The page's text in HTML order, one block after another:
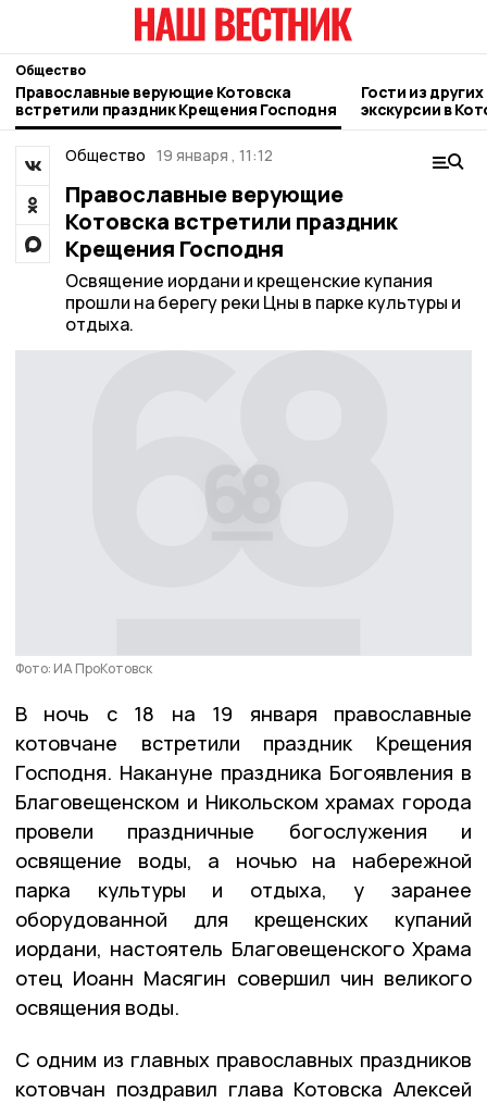
Общество
Православные верующие Котовска
встретили праздник Крещения Господня
Гости из
экскурсии в
Общество 19 января , 11:12
Православные верующие
Котовска встретили праздник
Крещения Господня
Освящение иордани и крещенские купания
прошли на берегу реки Цны в парке культуры и
отдыха.
Фото: ИА ПроКотовск
В ночь с 18 на 19 января православные
котовчане встретили праздник Крещения
Господня. Накануне праздника Богоявления в
Благовещенском и Никольском храмах города
провели праздничные богослужения и
освящение воды, а ночью на набережной
парка культуры и отдыха, у заранее
оборудованной для крещенских купаний
иордани, настоятель Благовещенского Храма
отец Иоанн Масягин совершил чин великого
освящения воды.
С одним из главных православных праздников
котовчан поздравил глава Котовска Алексей